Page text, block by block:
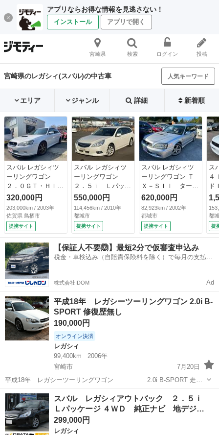
アプリならお得な情報を見逃さない！
インストール アプリで開く
宮崎県 検索 ログイン 投稿
宮崎県のレガシィ(スバル)の中古車 人気キーワード
エリア ジャンル 詳細 新着順
スバル レガシィツ
ーリングワゴン
２．０ＧＴ・ＨＩ
Ｄ・社外ＡＷ・キー
レス・ＥＴＣ 社外
ＡＷ・キーレス・Ｅ
ＴＣ・４ＷＤ・ＨＩ
Ｄ （検9.3）
320,000円
203,000km / 2003年
佐賀県 鳥栖市
提携サイト
スバル レガシィツ
ーリングワゴン
２．５ｉ Ｌパッケ
ージ ４ＷＤ・純正
アルミホイール・ナ
ビ・ＴＶ・バックカ
メラ・ＥＴＣ・フォ
グ （車検整備付）
550,000円
114,456km / 2010年
都城市
提携サイト
スバル レガシィツ
ーリングワゴン Ｔ
Ｘ－ＳＩＩ ター
ボ・４ＷＤ・ボクサ
ーエンジン・キーレ
ス・ＨＩＤ・ＳＴＩ
ゲノムマフラー・純
正アルミホイール
（車検整備付）
620,000円
82,923km / 2002年
都城市
提携サイト
ス
４
ド
Ｗ
ロ
Ｔ
ー
ア
ワ
交
都
提
【保証人不要🙆】最短2分で仮審査申込み
税金・車検込み（自賠責保険料を除く）で毎月の支払額
株式会社IDOM Ad
平成18年 レガシーツーリングワゴン 2.0i B-
SPORT 修復歴無し
190,000円
オンライン決済
レガシィ
99,400km
2006年
宮崎市
7月20日
平成18年 レガシーツーリングワゴン 2.0i B-SPORT 走行
距離 約100000ｋ 車検無し ＥＴＣ付き ＊車検渡しも承っておりま
す。 諸経費19～23万円位 (現在部品材料費の価...
宮崎 宮崎市 レガシーツーリングワゴン
スバル レガシィアウトバック ２．５ｉ
Ｌパッケージ ４ＷＤ 純正ナビ 地デジ…
299,000円
レガシィ